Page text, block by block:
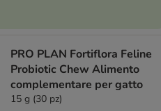
PRO PLAN Fortiflora Feline
Probiotic Chew Alimento
complementare per gatto
15 g (30 pz)